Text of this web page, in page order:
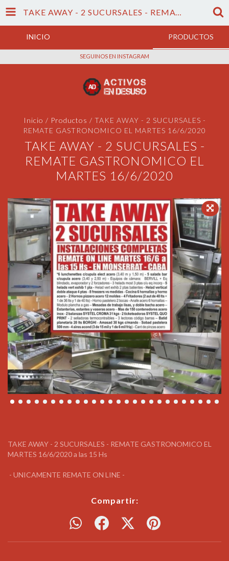
TAKE AWAY - 2 SUCURSALES - REMATE GASTRONOMICO EL MARTES 16/6/2020
INICIO PRODUCTOS
SEGUINOS EN INSTAGRAM
Inicio / Productos / TAKE AWAY - 2 SUCURSALES -
REMATE GASTRONOMICO EL MARTES 16/6/2020
TAKE AWAY - 2 SUCURSALES -
REMATE GASTRONOMICO EL
MARTES 16/6/2020
TAKE AWAY - 2 SUCURSALES - REMATE GASTRONOMICO EL
MARTES 16/6/2020 a las 15 Hs
- UNICAMENTE REMATE ON LINE -
Compartir: